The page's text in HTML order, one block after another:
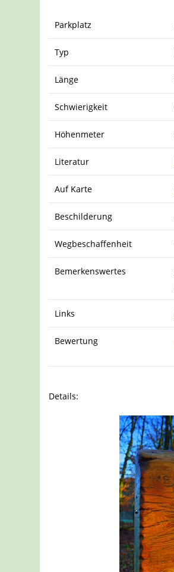
Parkplatz
Typ
Länge
Schwierigkeit
Höhenmeter
Literatur
Auf Karte
Beschilderung
Wegbeschaffenheit
Bemerkenswertes
Links
Bewertung
Details: